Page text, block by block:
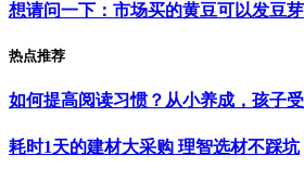
想请问一下：市场买的黄豆可以发豆
热点推荐
如何提高阅读习惯？从小养成，孩子
耗时1天的建材大采购 理智选材不踩坑